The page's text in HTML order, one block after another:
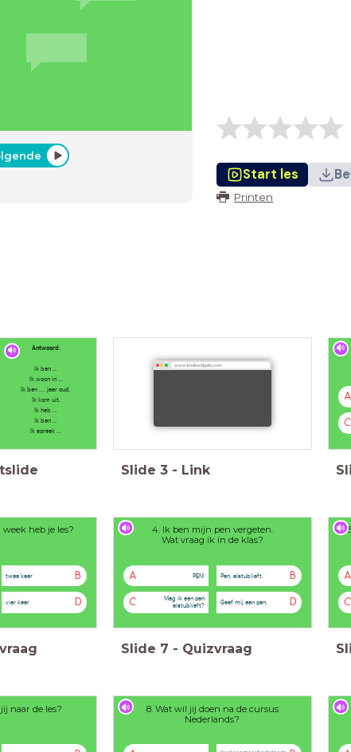
Start les
Printen
Antwoord.
Ik ben ...
Ik woon in ...
Ik ben .... jaar oud.
Ik kom uit.
Ik heb ...
Ik ben ...
Ik spreek ...
www.bookwidgets.com
Slide 3 - Link
A
C
week heb je les?
B
twee keer
D
vier keer
4. Ik ben mijn pen vergeten.
Wat vraag ik in de klas?
A PEN! B
Pen, alstublieft.
C
Mag ik een pen
alstublieft?
D
Geef mij een pen.
Slide 7 - Quizvraag
A
C
naar de les?
8. Wat wil jij doen na de cursus
Nederlands?